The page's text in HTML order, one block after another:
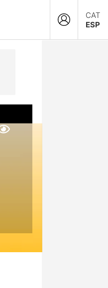
CAT
ESP